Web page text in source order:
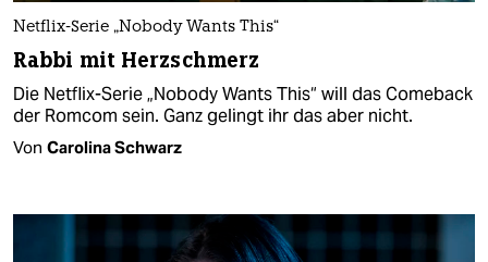
Netflix-Serie „Nobody Wants This“
Rabbi mit Herzschmerz
Die Netflix-Serie „Nobody Wants This“ will das Comeback
der Romcom sein. Ganz gelingt ihr das aber nicht.
Von Carolina Schwarz